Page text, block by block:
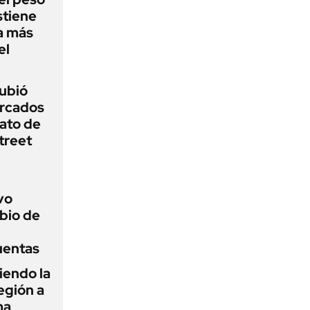
más
de
de
la
a